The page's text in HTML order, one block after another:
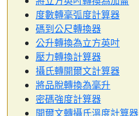
度數轉毫弧度計算器
碼到公尺轉換器
公升轉換為立方英吋
壓力轉換計算器
攝氏轉開爾文計算器
將品脫轉換為毫升
密碼強度計算器
開爾文轉攝氏溫度計算器